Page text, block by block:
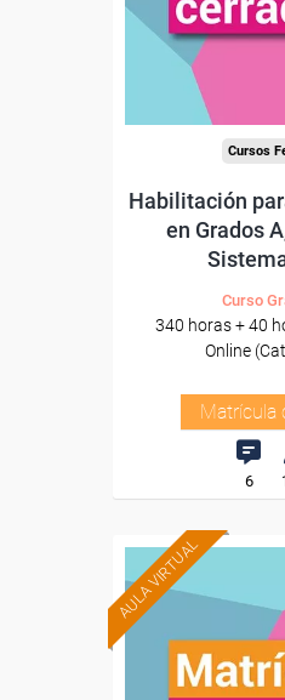
Cursos
Habilitación
en Grados
Curso
340 horas + 40
Online
Matrícula
6
AULA VIRTUAL